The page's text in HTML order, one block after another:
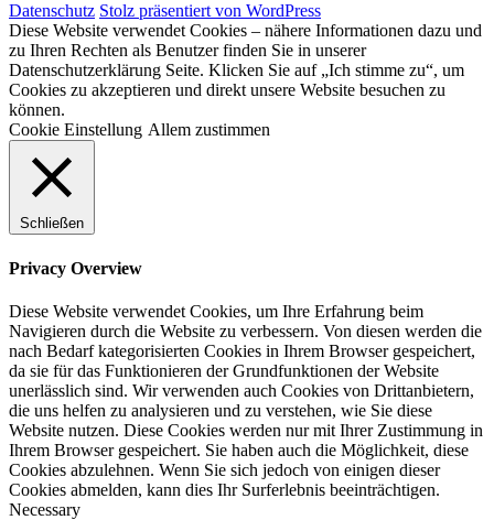
Datenschutz Stolz präsentiert von WordPress
Diese Website verwendet Cookies – nähere Informationen dazu und
zu Ihren Rechten als Benutzer finden Sie in unserer
Datenschutzerklärung Seite. Klicken Sie auf „Ich stimme zu“, um
Cookies zu akzeptieren und direkt unsere Website besuchen zu
können.
Cookie Einstellung Allem zustimmen
Schließen
Privacy Overview
Diese Website verwendet Cookies, um Ihre Erfahrung beim
Navigieren durch die Website zu verbessern. Von diesen werden die
nach Bedarf kategorisierten Cookies in Ihrem Browser gespeichert,
da sie für das Funktionieren der Grundfunktionen der Website
unerlässlich sind. Wir verwenden auch Cookies von Drittanbietern,
die uns helfen zu analysieren und zu verstehen, wie Sie diese
Website nutzen. Diese Cookies werden nur mit Ihrer Zustimmung in
Ihrem Browser gespeichert. Sie haben auch die Möglichkeit, diese
Cookies abzulehnen. Wenn Sie sich jedoch von einigen dieser
Cookies abmelden, kann dies Ihr Surferlebnis beeinträchtigen.
Necessary